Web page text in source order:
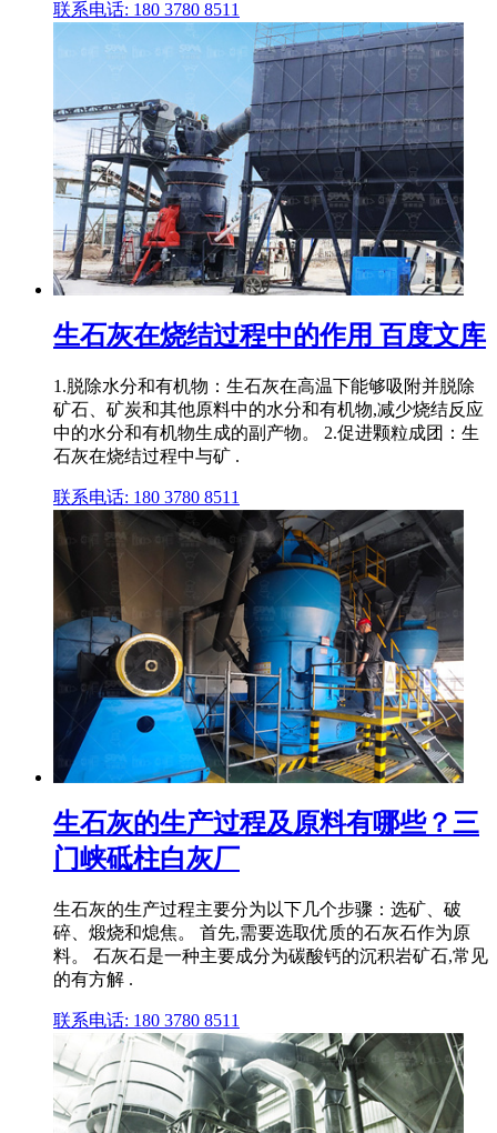
联系电话: 180 3780 8511
生石灰在烧结过程中的作用 百度文库
1.脱除水分和有机物：生石灰在高温下能够吸附并脱除
矿石、矿炭和其他原料中的水分和有机物,减少烧结反应
中的水分和有机物生成的副产物。 2.促进颗粒成团：生
石灰在烧结过程中与矿 .
联系电话: 180 3780 8511
生石灰的生产过程及原料有哪些？三
门峡砥柱白灰厂
生石灰的生产过程主要分为以下几个步骤：选矿、破
碎、煅烧和熄焦。 首先,需要选取优质的石灰石作为原
料。 石灰石是一种主要成分为碳酸钙的沉积岩矿石,常见
的有方解 .
联系电话: 180 3780 8511